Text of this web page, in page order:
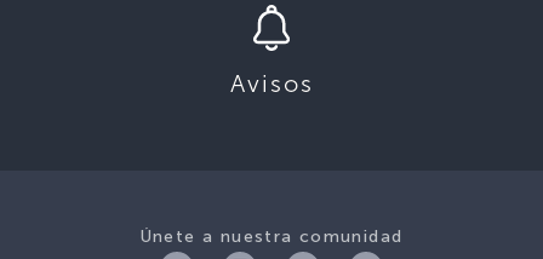
Avisos
Únete a nuestra comunidad